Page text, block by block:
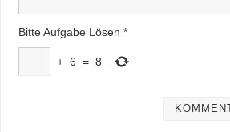
Bitte Aufgabe Lösen *
+ 6 = 8